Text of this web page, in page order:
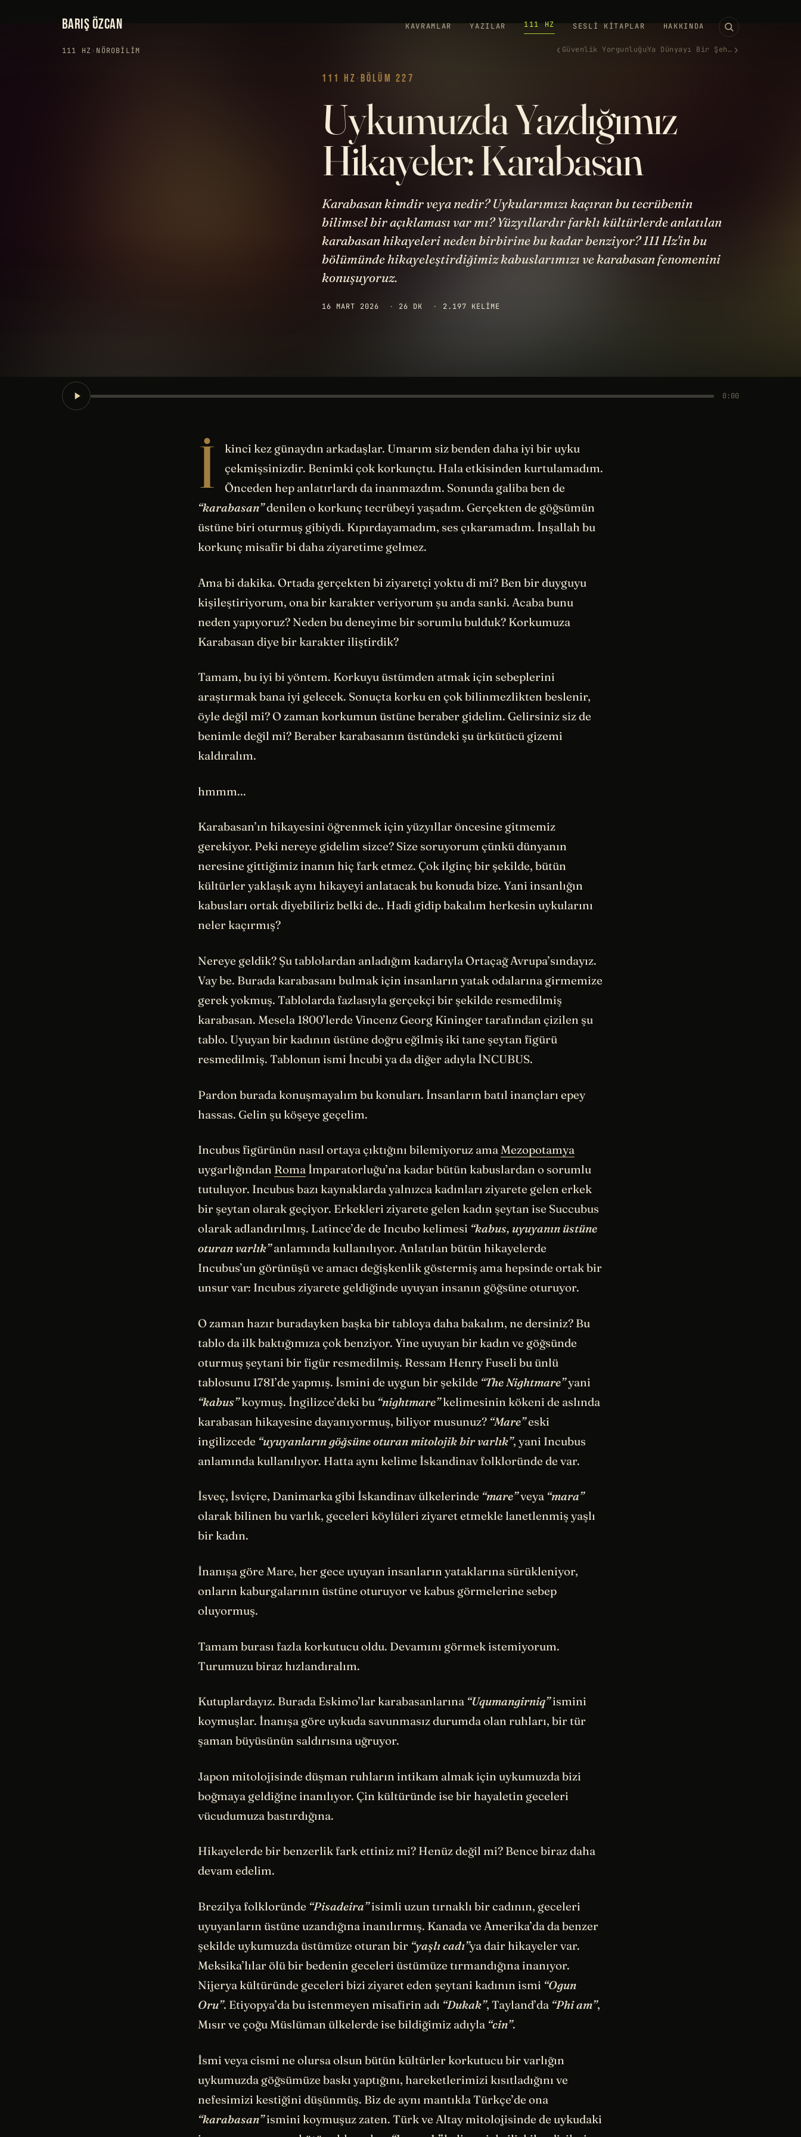
BARIŞ ÖZCAN KAVRAMLAR YAZILAR 111 HZ SESLI KITAPLAR HAKKINDA
111 HZ› NÖROBILIM ‹ Güvenlik Yorgunluğu Ya Dünyayı Bir Şehir Kaplarsa? ›
111 HZ · BÖLÜM 227
Uykumuzda Yazdığımız
Hikayeler: Karabasan
Karabasan kimdir veya nedir? Uykularımızı kaçıran bu tecrübenin
bilimsel bir açıklaması var mı? Yüzyıllardır farklı kültürlerde anlatılan
karabasan hikayeleri neden birbirine bu kadar benziyor? 111 Hz'in bu
bölümünde hikayeleştirdiğimiz kabuslarımızı ve karabasan fenomenini
konuşuyoruz.
16 MART 2026 · 26 DK · 2.197 KELIME
0:00
İ
kinci kez günaydın arkadaşlar. Umarım siz benden daha iyi bir uyku
çekmişsinizdir. Benimki çok korkunçtu. Hala etkisinden kurtulamadım.
Önceden hep anlatırlardı da inanmazdım. Sonunda galiba ben de
“karabasan”denilen o korkunç tecrübeyi yaşadım. Gerçekten de göğsümün
üstüne biri oturmuş gibiydi. Kıpırdayamadım, ses çıkaramadım. İnşallah bu
korkunç misafir bi daha ziyaretime gelmez.
Ama bi dakika. Ortada gerçekten bi ziyaretçi yoktu di mi? Ben bir duyguyu
kişileştiriyorum, ona bir karakter veriyorum şu anda sanki. Acaba bunu
neden yapıyoruz? Neden bu deneyime bir sorumlu bulduk? Korkumuza
Karabasan diye bir karakter iliştirdik?
Tamam, bu iyi bi yöntem. Korkuyu üstümden atmak için sebeplerini
araştırmak bana iyi gelecek. Sonuçta korku en çok bilinmezlikten beslenir,
öyle değil mi? O zaman korkumun üstüne beraber gidelim. Gelirsiniz siz de
benimle değil mi? Beraber karabasanın üstündeki şu ürkütücü gizemi
kaldıralım.
hmmm...
Karabasan’ın hikayesini öğrenmek için yüzyıllar öncesine gitmemiz
gerekiyor. Peki nereye gidelim sizce? Size soruyorum çünkü dünyanın
neresine gittiğimiz inanın hiç fark etmez. Çok ilginç bir şekilde, bütün
kültürler yaklaşık aynı hikayeyi anlatacak bu konuda bize. Yani insanlığın
kabusları ortak diyebiliriz belki de.. Hadi gidip bakalım herkesin uykularını
neler kaçırmış?
Nereye geldik? Şu tablolardan anladığım kadarıyla Ortaçağ Avrupa’sındayız.
Vay be. Burada karabasanı bulmak için insanların yatak odalarına girmemize
gerek yokmuş. Tablolarda fazlasıyla gerçekçi bir şekilde resmedilmiş
karabasan. Mesela 1800’lerde Vincenz Georg Kininger tarafından çizilen şu
tablo. Uyuyan bir kadının üstüne doğru eğilmiş iki tane şeytan figürü
resmedilmiş. Tablonun ismi İncubi ya da diğer adıyla İNCUBUS.
Pardon burada konuşmayalım bu konuları. İnsanların batıl inançları epey
hassas. Gelin şu köşeye geçelim.
Incubus figürünün nasıl ortaya çıktığını bilemiyoruz amaMezopotamya
uygarlığından Roma İmparatorluğu’na kadar bütün kabuslardan o sorumlu
tutuluyor. Incubus bazı kaynaklarda yalnızca kadınları ziyarete gelen erkek
bir şeytan olarak geçiyor. Erkekleri ziyarete gelen kadın şeytan ise Succubus
olarak adlandırılmış. Latince’de de Incubo kelimesi “kabus, uyuyanın üstüne
oturan varlık”anlamında kullanılıyor. Anlatılan bütün hikayelerde
Incubus’un görünüşü ve amacı değişkenlik göstermiş ama hepsinde ortak bir
unsur var: Incubus ziyarete geldiğinde uyuyan insanın göğsüne oturuyor.
O zaman hazır buradayken başka bir tabloya daha bakalım, ne dersiniz? Bu
tablo da ilk baktığımıza çok benziyor. Yine uyuyan bir kadın ve göğsünde
oturmuş şeytani bir figür resmedilmiş. Ressam Henry Fuseli bu ünlü
tablosunu 1781’de yapmış. İsmini de uygun bir şekilde “The Nightmare”yani
“kabus”koymuş. İngilizce’deki bu “nightmare”kelimesinin kökeni de aslında
karabasan hikayesine dayanıyormuş, biliyor musunuz? “Mare”eski
ingilizcede “uyuyanların göğsüne oturan mitolojik bir varlık”, yani Incubus
anlamında kullanılıyor. Hatta aynı kelime İskandinav folkloründe de var.
İsveç, İsviçre, Danimarka gibi İskandinav ülkelerinde “mare”veya “mara”
olarak bilinen bu varlık, geceleri köylüleri ziyaret etmekle lanetlenmiş yaşlı
bir kadın.
İnanışa göre Mare, her gece uyuyan insanların yataklarına sürükleniyor,
onların kaburgalarının üstüne oturuyor ve kabus görmelerine sebep
oluyormuş.
Tamam burası fazla korkutucu oldu. Devamını görmek istemiyorum.
Turumuzu biraz hızlandıralım.
Kutuplardayız. Burada Eskimo’lar karabasanlarına “Uqumangirniq”ismini
koymuşlar. İnanışa göre uykuda savunmasız durumda olan ruhları, bir tür
şaman büyüsünün saldırısına uğruyor.
Japon mitolojisinde düşman ruhların intikam almak için uykumuzda bizi
boğmaya geldiğine inanılıyor. Çin kültüründe ise bir hayaletin geceleri
vücudumuza bastırdığına.
Hikayelerde bir benzerlik fark ettiniz mi? Henüz değil mi? Bence biraz daha
devam edelim.
Brezilya folkloründe “Pisadeira”isimli uzun tırnaklı bir cadının, geceleri
uyuyanların üstüne uzandığına inanılırmış. Kanada ve Amerika’da da benzer
şekilde uykumuzda üstümüze oturan bir “yaşlı cadı”ya dair hikayeler var.
Meksika’lılar ölü bir bedenin geceleri üstümüze tırmandığına inanıyor.
Nijerya kültüründe geceleri bizi ziyaret eden şeytani kadının ismi “Ogun
Oru”. Etiyopya’da bu istenmeyen misafirin adı “Dukak”, Tayland’da “Phi am”,
Mısır ve çoğu Müslüman ülkelerde ise bildiğimiz adıyla “cin”.
İsmi veya cismi ne olursa olsun bütün kültürler korkutucu bir varlığın
uykumuzda göğsümüze baskı yaptığını, hareketlerimizi kısıtladığını ve
nefesimizi kestiğini düşünmüş. Biz de aynı mantıkla Türkçe’de ona
“karabasan”ismini koymuşuz zaten. Türk ve Altay mitolojisinde de uykudaki